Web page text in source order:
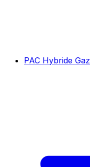
PAC Hybride Gaz